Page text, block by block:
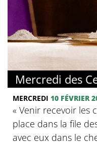
Mercredi des
MERCREDI 10 FÉVRIER
« Venir recevoir les
place dans la file
avec eux dans le